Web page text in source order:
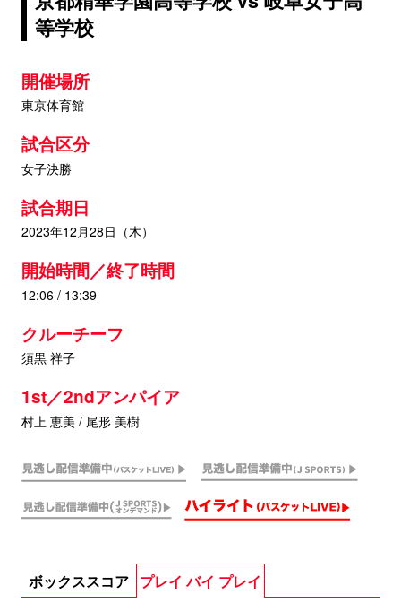
等学校
開催場所
東京体育館
試合区分
女子決勝
試合期日
2023年12月28日（木）
開始時間／終了時間
12:06 / 13:39
クルーチーフ
須黒 祥子
1st／2ndアンパイア
村上 恵美 / 尾形 美樹
ボックススコア プレイ バイ プレイ